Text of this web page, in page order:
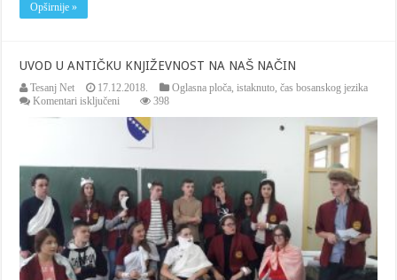
Opširnije »
UVOD U ANTIČKU KNJIŽEVNOST NA NAŠ NAČIN
Tesanj Net 17.12.2018. Oglasna ploča,istaknuto,čas bosanskog jezika
Komentari isključeni
U
ANTIČKU
NA
NAČIN
398